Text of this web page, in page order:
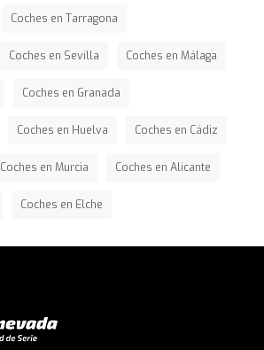
Coches en Tarragona
Coches en Sevilla Coches en Málaga
Coches en Granada
Coches en Huelva Coches en Cádiz
Coches en Murcia Coches en Alicante
Coches en Elche